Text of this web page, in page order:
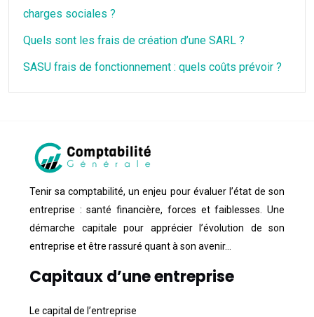
charges sociales ?
Quels sont les frais de création d’une SARL ?
SASU frais de fonctionnement : quels coûts prévoir ?
Tenir sa comptabilité, un enjeu pour évaluer l’état de son
entreprise : santé financière, forces et faiblesses. Une
démarche capitale pour apprécier l’évolution de son
entreprise et être rassuré quant à son avenir…
Capitaux d’une entreprise
Le capital de l’entreprise